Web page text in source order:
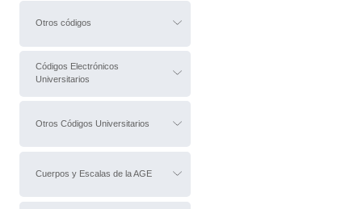
Otros códigos
Códigos Electrónicos
Universitarios
Otros Códigos Universitarios
Cuerpos y Escalas de la AGE